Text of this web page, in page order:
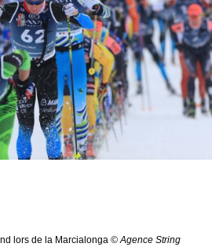
lors de la Marcialonga © Agence String